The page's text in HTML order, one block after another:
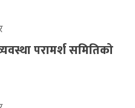
परामर्श समितिको